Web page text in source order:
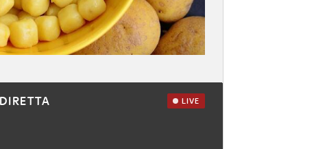
DIRETTA LIVE